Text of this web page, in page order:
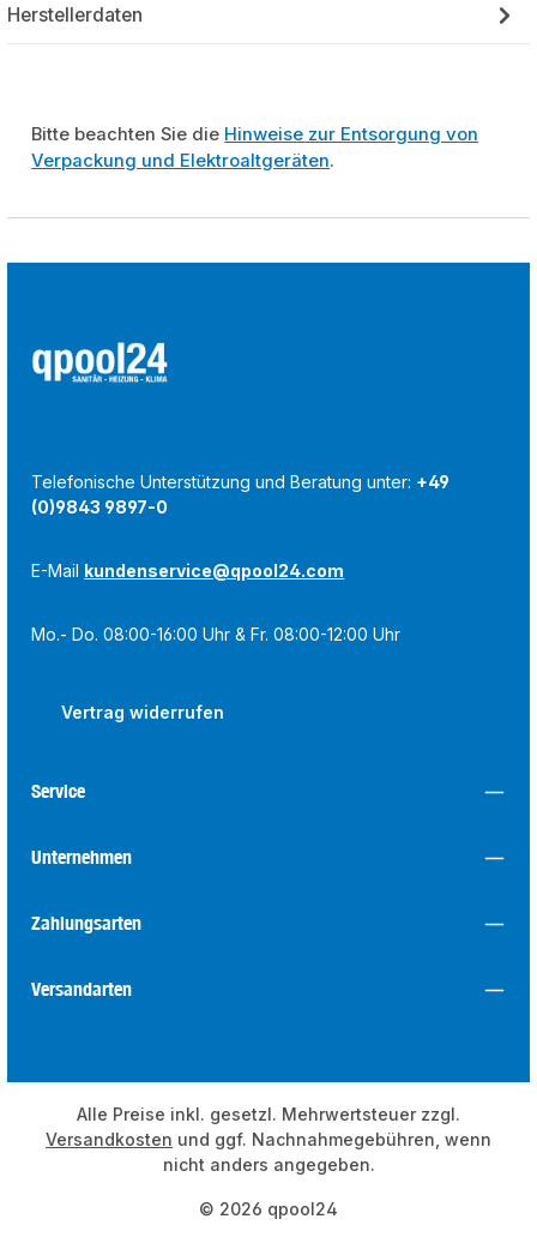
Herstellerdaten
Bitte beachten Sie die Hinweise zur Entsorgung von
Verpackung und Elektroaltgeräten.
Telefonische Unterstützung und Beratung unter: +49
(0)9843 9897-0
E-Mail kundenservice@qpool24.com
Mo.- Do. 08:00-16:00 Uhr & Fr. 08:00-12:00 Uhr
Vertrag widerrufen
Service
Unternehmen
Zahlungsarten
Versandarten
© 2026 qpool24
Alle Preise inkl. gesetzl. Mehrwertsteuer zzgl.
Versandkosten und ggf. Nachnahmegebühren, wenn
nicht anders angegeben.